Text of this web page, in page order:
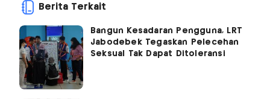
Berita Terkait
Bangun Kesadaran Pengguna, LRT
Jabodebek Tegaskan Pelecehan
Seksual Tak Dapat Ditoleransi